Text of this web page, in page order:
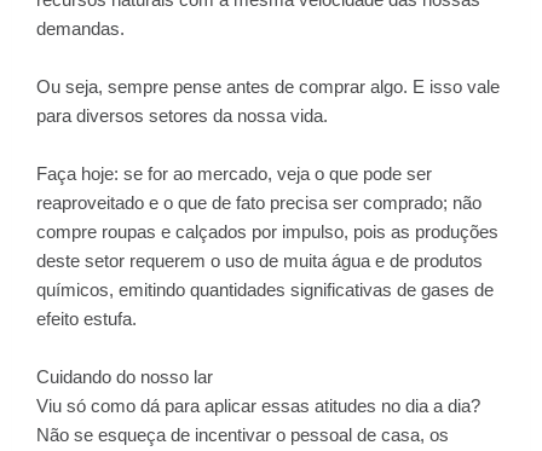
demandas.
Ou seja, sempre pense antes de comprar algo. E isso vale
para diversos setores da nossa vida.
Faça hoje: se for ao mercado, veja o que pode ser
reaproveitado e o que de fato precisa ser comprado; não
compre roupas e calçados por impulso, pois as produções
deste setor requerem o uso de muita água e de produtos
químicos, emitindo quantidades significativas de gases de
efeito estufa.
Cuidando do nosso lar
Viu só como dá para aplicar essas atitudes no dia a dia?
Não se esqueça de incentivar o pessoal de casa, os